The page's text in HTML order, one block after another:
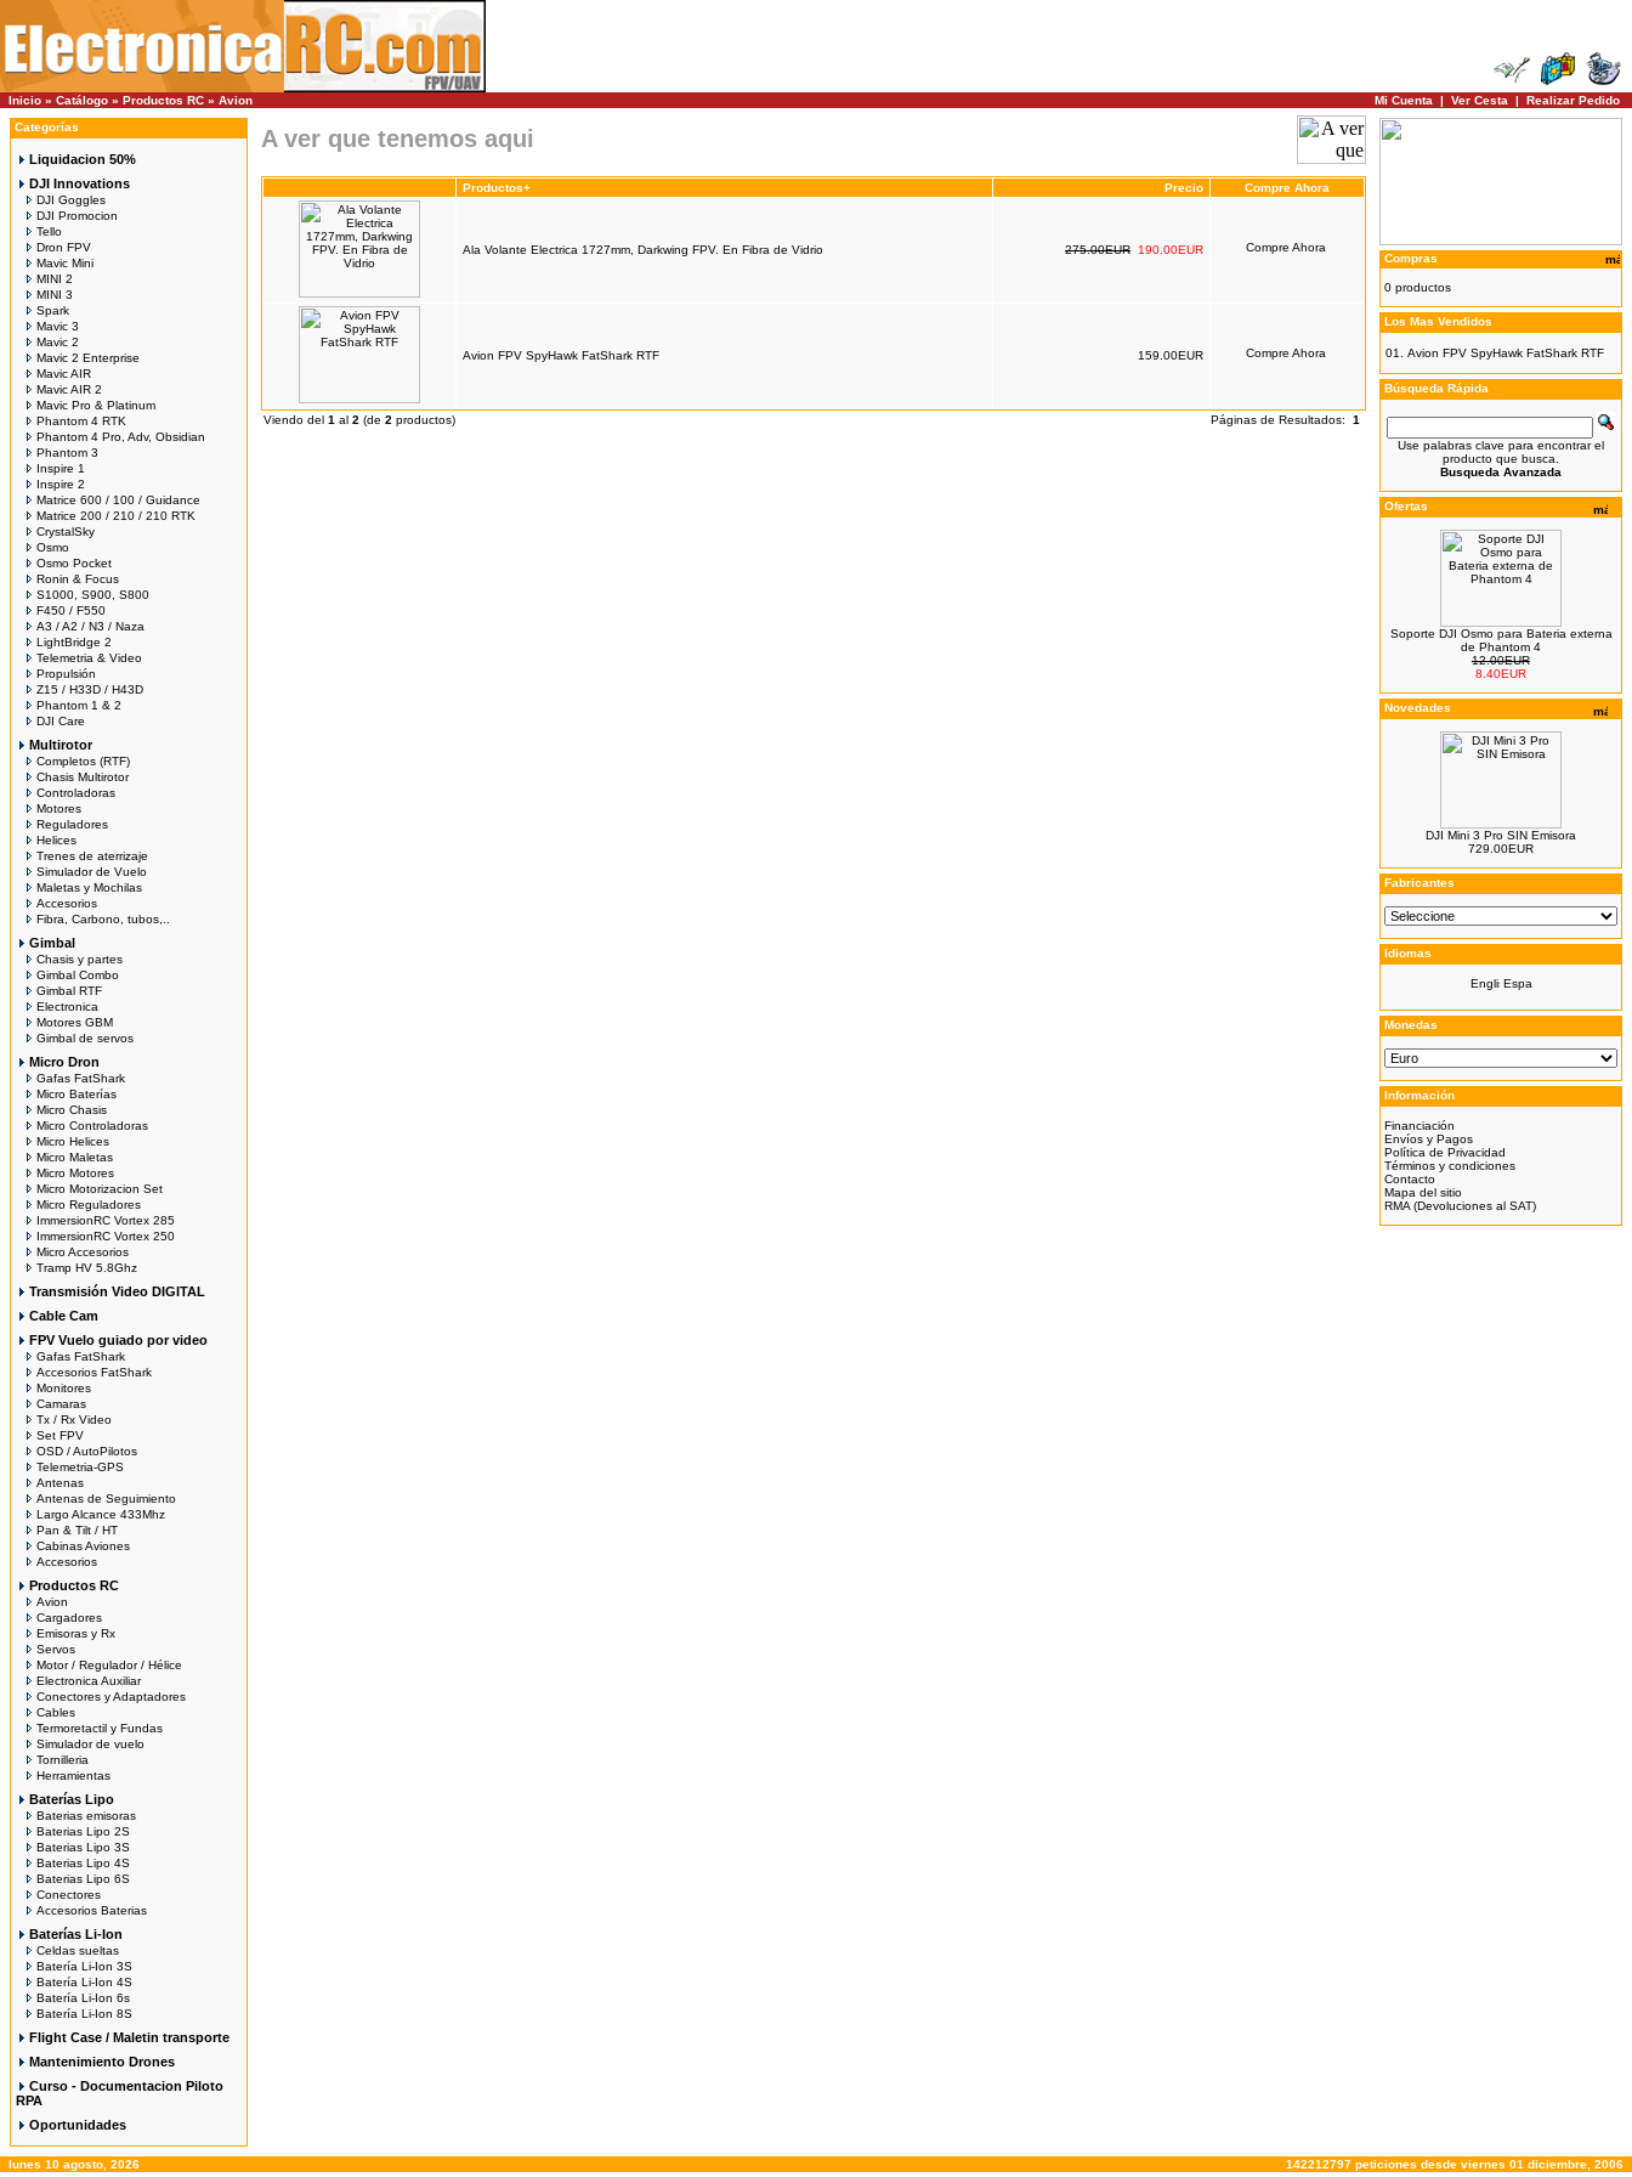
Inicio » Catálogo » Productos RC » Avion Mi Cuenta | Ver Cesta | Realizar Pedido
Categorías
Liquidacion 50%
DJI Innovations
DJI Goggles
DJI Promocion
Tello
Dron FPV
Mavic Mini
MINI 2
MINI 3
Spark
Mavic 3
Mavic 2
Mavic 2 Enterprise
Mavic AIR
Mavic AIR 2
Mavic Pro & Platinum
Phantom 4 RTK
Phantom 4 Pro, Adv, Obsidian
Phantom 3
Inspire 1
Inspire 2
Matrice 600 / 100 / Guidance
Matrice 200 / 210 / 210 RTK
CrystalSky
Osmo
Osmo Pocket
Ronin & Focus
S1000, S900, S800
F450 / F550
A3 / A2 / N3 / Naza
LightBridge 2
Telemetria & Video
Propulsión
Z15 / H33D / H43D
Phantom 1 & 2
DJI Care
Multirotor
Completos (RTF)
Chasis Multirotor
Controladoras
Motores
Reguladores
Helices
Trenes de aterrizaje
Simulador de Vuelo
Maletas y Mochilas
Accesorios
Fibra, Carbono, tubos,..
Gimbal
Chasis y partes
Gimbal Combo
Gimbal RTF
Electronica
Motores GBM
Gimbal de servos
Micro Dron
Gafas FatShark
Micro Baterías
Micro Chasis
Micro Controladoras
Micro Helices
Micro Maletas
Micro Motores
Micro Motorizacion Set
Micro Reguladores
ImmersionRC Vortex 285
ImmersionRC Vortex 250
Micro Accesorios
Tramp HV 5.8Ghz
Transmisión Video DIGITAL
Cable Cam
FPV Vuelo guiado por video
Gafas FatShark
Accesorios FatShark
Monitores
Camaras
Tx / Rx Video
Set FPV
OSD / AutoPilotos
Telemetria-GPS
Antenas
Antenas de Seguimiento
Largo Alcance 433Mhz
Pan & Tilt / HT
Cabinas Aviones
Accesorios
Productos RC
Avion
Cargadores
Emisoras y Rx
Servos
Motor / Regulador / Hélice
Electronica Auxiliar
Conectores y Adaptadores
Cables
Termoretactil y Fundas
Simulador de vuelo
Tornilleria
Herramientas
Baterías Lipo
Baterias emisoras
Baterias Lipo 2S
Baterias Lipo 3S
Baterias Lipo 4S
Baterias Lipo 6S
Conectores
Accesorios Baterias
Baterías Li-Ion
Celdas sueltas
Batería Li-Ion 3S
Batería Li-Ion 4S
Batería Li-Ion 6s
Batería Li-Ion 8S
Flight Case / Maletin transporte
Mantenimiento Drones
Curso - Documentacion Piloto
RPA
Oportunidades
A ver que tenemos aqui
Productos+ Precio Compre Ahora
Ala Volante Electrica 1727mm, Darkwing FPV. En Fibra de Vidrio 275.00EUR 190.00EUR
Avion FPV SpyHawk FatShark RTF 159.00EUR
Viendo del 1 al 2 (de 2 productos) Páginas de Resultados: 1
Compras
0 productos
Los Mas Vendidos
01. Avion FPV SpyHawk FatShark RTF
Búsqueda Rápida
Use palabras clave para encontrar el
producto que busca.
Busqueda Avanzada
Ofertas
Soporte DJI Osmo para Bateria externa
de Phantom 4
12.00EUR
8.40EUR
Novedades
DJI Mini 3 Pro SIN Emisora
729.00EUR
Fabricantes
Idiomas
Monedas
Información
Financiación
Envíos y Pagos
Política de Privacidad
Términos y condiciones
Contacto
Mapa del sitio
RMA (Devoluciones al SAT)
lunes 10 agosto, 2026 142212797 peticiones desde viernes 01 diciembre, 2006